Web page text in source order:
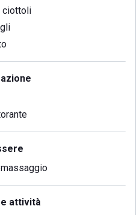
ciottoli
attività